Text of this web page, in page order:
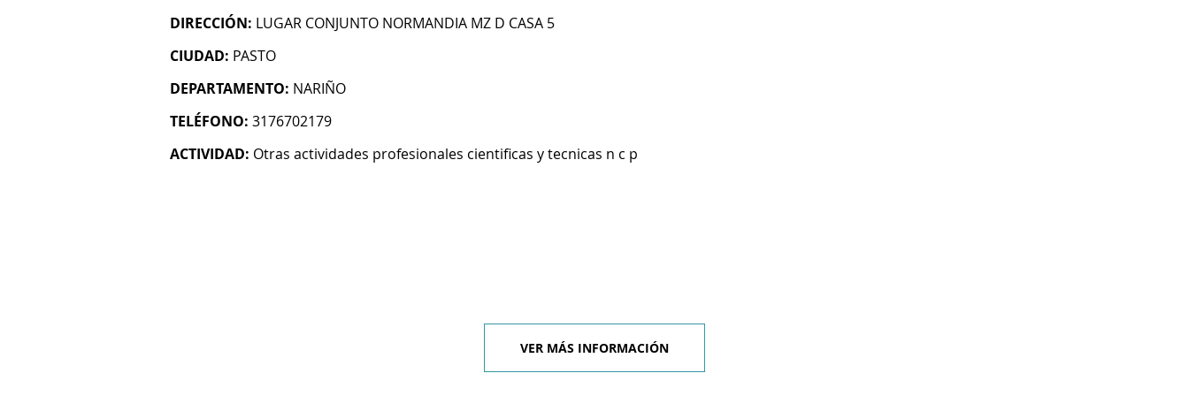
DIRECCIÓN: LUGAR CONJUNTO NORMANDIA MZ D CASA 5
CIUDAD: PASTO
DEPARTAMENTO: NARIÑO
TELÉFONO: 3176702179
ACTIVIDAD: Otras actividades profesionales cientificas y tecnicas n c p
VER MÁS INFORMACIÓN